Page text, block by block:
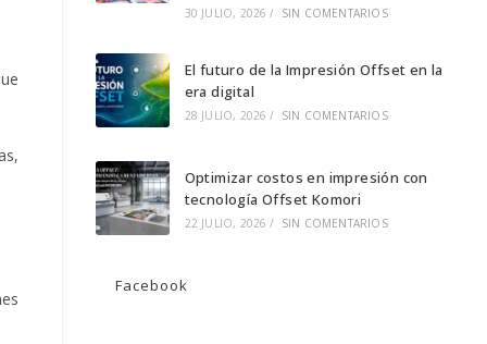
30 JULIO, 2026 / SIN COMENTARIOS
El futuro de la Impresión Offset en la
era digital
28 JULIO, 2026 / SIN COMENTARIOS
Optimizar costos en impresión con
tecnología Offset Komori
22 JULIO, 2026 / SIN COMENTARIOS
Facebook